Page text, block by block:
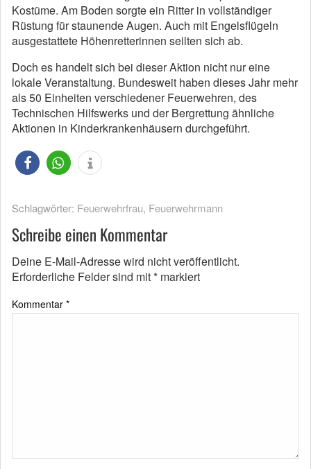
Kostüme. Am Boden sorgte ein Ritter in vollständiger
Rüstung für staunende Augen. Auch mit Engelsflügeln
ausgestattete Höhenretterinnen seilten sich ab.
Doch es handelt sich bei dieser Aktion nicht nur eine
lokale Veranstaltung. Bundesweit haben dieses Jahr mehr
als 50 Einheiten verschiedener Feuerwehren, des
Technischen Hilfswerks und der Bergrettung ähnliche
Aktionen in Kinderkrankenhäusern durchgeführt.
Schlagwörter: Feuerwehrfrau, Feuerwehrmann
Schreibe einen Kommentar
Deine E-Mail-Adresse wird nicht veröffentlicht.
Erforderliche Felder sind mit* markiert
Kommentar *